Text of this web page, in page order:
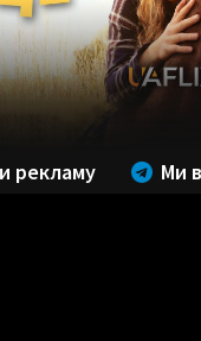
рекламу Ми